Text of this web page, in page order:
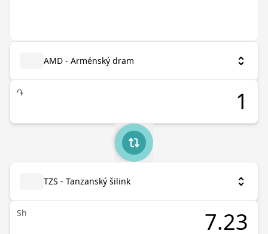
AMD - Arménský dram
֏
TZS - Tanzanský šilink
Sh